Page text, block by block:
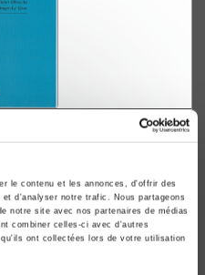
le contenu et les annonces, d'offrir des
d'analyser notre trafic. Nous partageons
notre site avec nos partenaires de médias
combiner celles-ci avec d'autres
ont collectées lors de votre utilisation
au-delà des
Obrecht